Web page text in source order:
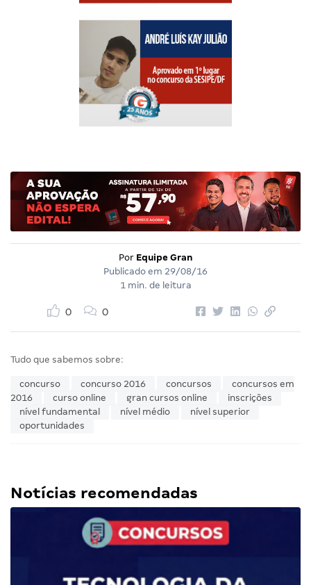
Por Equipe Gran
Publicado em 29/08/16
1 min. de leitura
0 0
Tudo que sabemos sobre:
concurso concurso 2016 concursos
concursos em
2016
curso online gran cursos online
inscrições
nível fundamental
nível médio
nível superior
oportunidades
Notícias recomendadas